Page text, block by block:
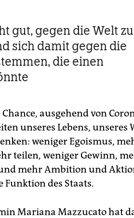
gut, gegen die Welt zu
sich damit gegen die
die einen
Chance, ausgehend von
unseres Lebens,
weniger Egoismus,
teilen, weniger Gewinn,
mehr Ambition und
Funktion des Staats.
Mariana Mazzucato hat